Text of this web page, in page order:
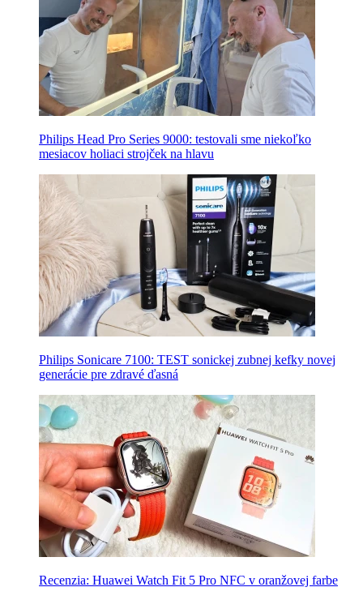
Philips Head Pro Series 9000: testovali sme niekoľko
mesiacov holiaci strojček na hlavu
Philips Sonicare 7100: TEST sonickej zubnej kefky novej
generácie pre zdravé ďasná
Recenzia: Huawei Watch Fit 5 Pro NFC v oranžovej farbe